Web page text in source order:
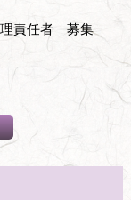
理責任者 募集